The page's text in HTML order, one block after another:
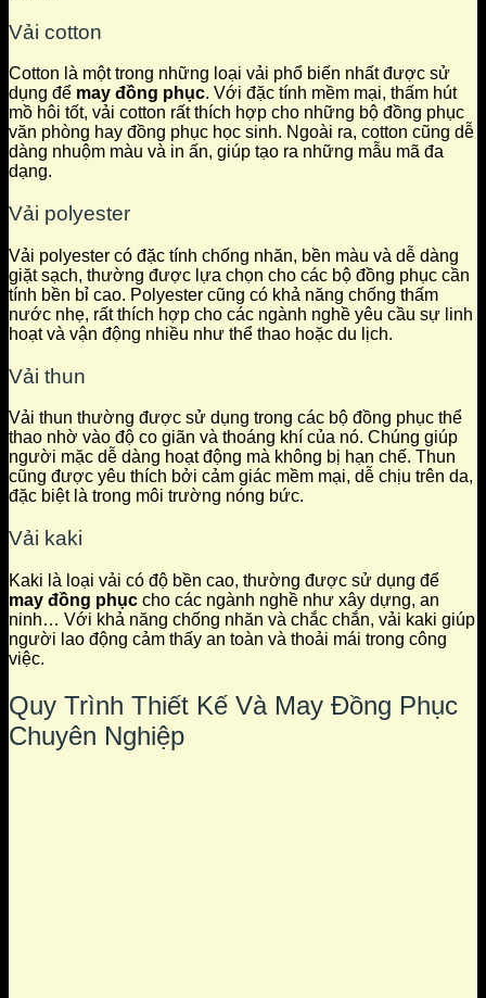
Vải cotton
Cotton là một trong những loại vải phổ biến nhất được sử
dụng để may đồng phục. Với đặc tính mềm mại, thấm hút
mồ hôi tốt, vải cotton rất thích hợp cho những bộ đồng phục
văn phòng hay đồng phục học sinh. Ngoài ra, cotton cũng dễ
dàng nhuộm màu và in ấn, giúp tạo ra những mẫu mã đa
dạng.
Vải polyester
Vải polyester có đặc tính chống nhăn, bền màu và dễ dàng
giặt sạch, thường được lựa chọn cho các bộ đồng phục cần
tính bền bỉ cao. Polyester cũng có khả năng chống thấm
nước nhẹ, rất thích hợp cho các ngành nghề yêu cầu sự linh
hoạt và vận động nhiều như thể thao hoặc du lịch.
Vải thun
Vải thun thường được sử dụng trong các bộ đồng phục thể
thao nhờ vào độ co giãn và thoáng khí của nó. Chúng giúp
người mặc dễ dàng hoạt động mà không bị hạn chế. Thun
cũng được yêu thích bởi cảm giác mềm mại, dễ chịu trên da,
đặc biệt là trong môi trường nóng bức.
Vải kaki
Kaki là loại vải có độ bền cao, thường được sử dụng để
may đồng phục cho các ngành nghề như xây dựng, an
ninh… Với khả năng chống nhăn và chắc chắn, vải kaki giúp
người lao động cảm thấy an toàn và thoải mái trong công
việc.
Quy Trình Thiết Kế Và May Đồng Phục
Chuyên Nghiệp